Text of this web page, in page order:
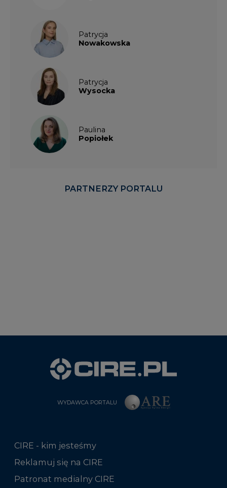
Patrycja
Nowakowska
Patrycja
Wysocka
Paulina
Popiołek
PARTNERZY PORTALU
WYDAWCA PORTALU
CIRE - kim jesteśmy
Reklamuj się na CIRE
Patronat medialny CIRE